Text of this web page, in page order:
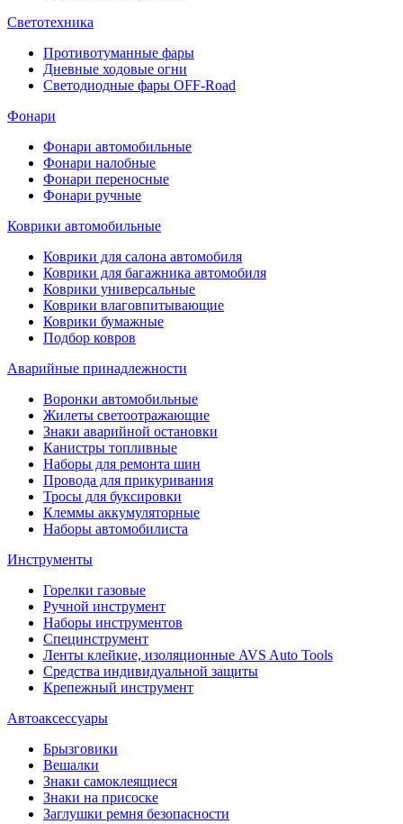
Светотехника
Противотуманные фары
Дневные ходовые огни
Светодиодные фары OFF-Road
Фонари
Фонари автомобильные
Фонари налобные
Фонари переносные
Фонари ручные
Коврики автомобильные
Коврики для салона автомобиля
Коврики для багажника автомобиля
Коврики универсальные
Коврики влаговпитывающие
Коврики бумажные
Подбор ковров
Аварийные принадлежности
Воронки автомобильные
Жилеты светоотражающие
Знаки аварийной остановки
Канистры топливные
Наборы для ремонта шин
Провода для прикуривания
Тросы для буксировки
Клеммы аккумуляторные
Наборы автомобилиста
Инструменты
Горелки газовые
Ручной инструмент
Наборы инструментов
Специнструмент
Ленты клейкие, изоляционные AVS Auto Tools
Средства индивидуальной защиты
Крепежный инструмент
Автоаксессуары
Брызговики
Вешалки
Знаки самоклеящиеся
Знаки на присоске
Заглушки ремня безопасности